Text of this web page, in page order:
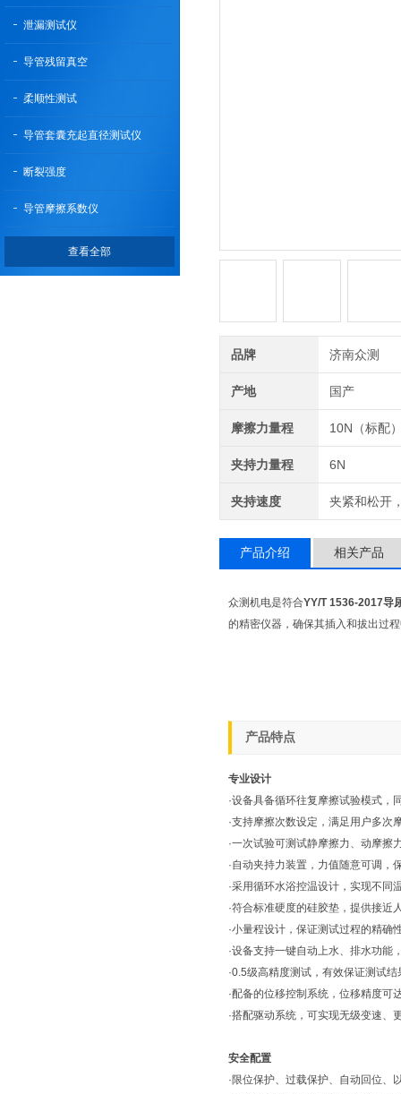
泄漏测试仪
导管残留真空
柔顺性测试
导管套囊充起直径测试仪
断裂强度
导管摩擦系数仪
查看全部
品牌 济南众测
产地 国产
摩擦力量程 10N（标配
夹持力量程 6N
夹持速度 夹紧和松开
产品介绍 相关产品
众测机电是符合YY/T 1536-2017导
的精密仪器，确保其插入和拔出过
产品特点
专业设计
·设备具备循环往复摩擦试验模式，
·支持摩擦次数设定，满足用户多次
·一次试验可测试静摩擦力、动摩擦
·自动夹持力装置，力值随意可调，
·采用循环水浴控温设计，实现不同
·符合标准硬度的硅胶垫，提供接近
·小量程设计，保证测试过程的精确
·设备支持一键自动上水、排水功能
·0.5级高精度测试，有效保证测试
·配备的位移控制系统，位移精度可
·搭配驱动系统，可实现无级变速、
安全配置
·限位保护、过载保护、自动回位、